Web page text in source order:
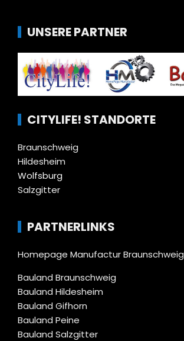
UNSERE PARTNER
CITYLIFE! STANDORTE
Braunschweig
Hildesheim
Wolfsburg
Salzgitter
PARTNERLINKS
Homepage Manufactur Braunschweig
Bauland Braunschweig
Bauland Hildesheim
Bauland Gifhorn
Bauland Peine
Bauland Salzgitter